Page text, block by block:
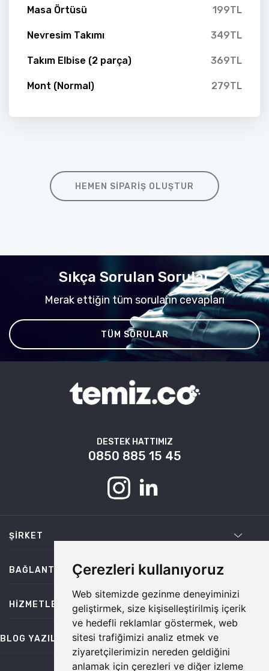
Çerezleri kullanıyoruz
Web sitemizde gezinme deneyiminizi
geliştirmek, size kişiselleştirilmiş içerik
ve hedefli reklamlar göstermek, web
sitesi trafiğimizi analiz etmek ve
ziyaretçilerimizin nereden geldiğini
anlamak için çerezleri ve diğer izleme
Masa Örtüsü 199TL
Nevresim Takımı 349TL
Takım Elbise (2 parça) 369TL
Mont (Normal) 279TL
HEMEN SIPARIŞ OLUŞTUR
Sıkça Sorulan Sorular
Merak ettiğin tüm soruların cevapları
TÜM SORULAR
DESTEK HATTIMIZ
0850 885 15 45
ŞIRKET
BAĞLANTILAR
HIZMETLER
BLOG YAZILARI